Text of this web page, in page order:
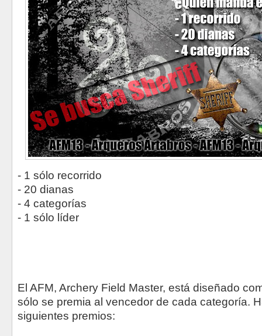
- 1 sólo recorrido
- 20 dianas
- 4 categorías
- 1 sólo líder
El AFM, Archery Field Master, está diseñado
sólo se premia al vencedor de cada categoría.
siguientes premios: